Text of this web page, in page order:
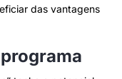
das vantagens